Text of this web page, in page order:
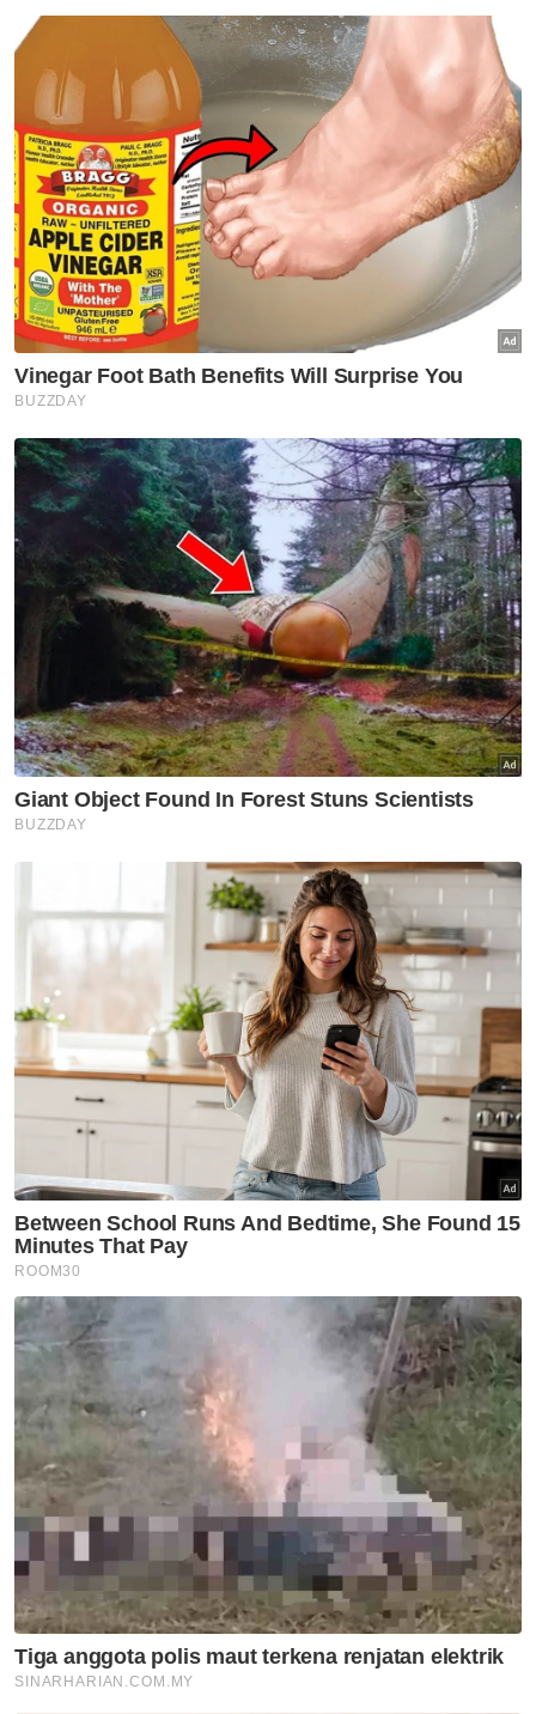
Suasana berbeza ketika penduduk Gaza yang belum dilanda
peperangan menyaksikan Piala Dunia 2022 yang berlangsung
Bagi penduduk Palestin, bola sepak tidak
pernah lenyap meskipun sukan itu kini dilihat
dari sudut yang jauh berbeza akibat keadaan
semasa.
“Sudah tentu kami masih mengikuti Piala
Dunia. Hari ini, kami menonton Piala Dunia
sambil memikirkan hari esok bagaimana
untuk mendapatkan makanan panas
diagihkan dapur amal dan mencari sumber air
bersih.
"Suasana Piala Dunia 2026 sudah tidak sama
seperti 2022,” kata Bilal Hamdan dalam nada
Info:
>Menurut Jawatankuasa Olimpik
Palestin, sebanyak 184 daripada 265
kemudahan sukan di Gaza telah binasa
sepenuhnya. Jawatankuasa itu turut
memaklumkan bahawa lebih 1,000 atlet,
jurulatih dan pekerja sukan Palestin
terkorban sejak kempen pencerobohan
dilancarkan Israel pada Oktober 2023.
Muat turun aplikasi Sinar Harian.Klik di sini!
Piala Dunia
Palestin
Bola Sepak
Global
Artikel Disyorkan